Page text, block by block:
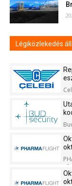
Légiközlekedés
Kft.